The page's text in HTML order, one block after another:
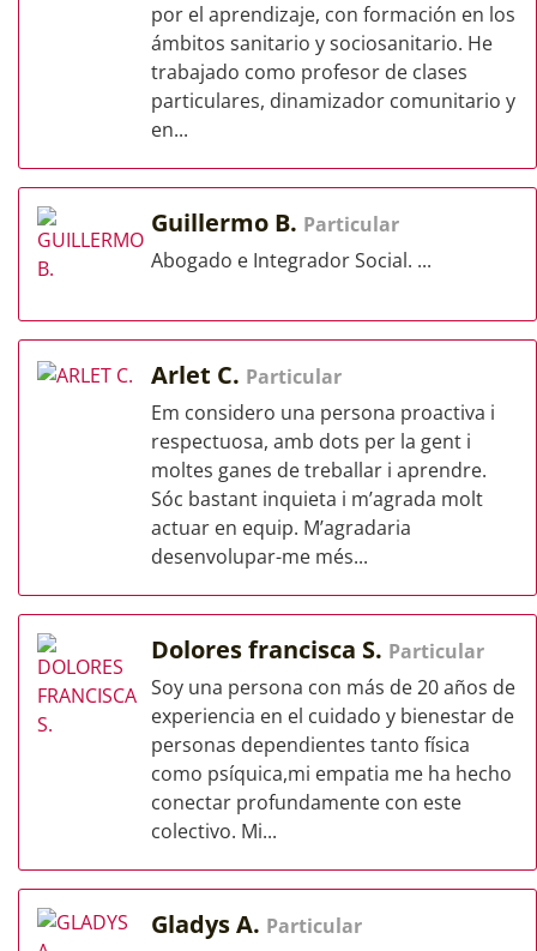
por el aprendizaje, con formación en los
ámbitos sanitario y sociosanitario. He
trabajado como profesor de clases
particulares, dinamizador comunitario y
en...
Guillermo B. Particular
Abogado e Integrador Social. ...
Arlet C. Particular
Em considero una persona proactiva i
respectuosa, amb dots per la gent i
moltes ganes de treballar i aprendre.
Sóc bastant inquieta i m’agrada molt
actuar en equip. M’agradaria
desenvolupar-me més...
Dolores francisca S. Particular
Soy una persona con más de 20 años de
experiencia en el cuidado y bienestar de
personas dependientes tanto física
como psíquica,mi empatia me ha hecho
conectar profundamente con este
colectivo. Mi...
Gladys A. Particular